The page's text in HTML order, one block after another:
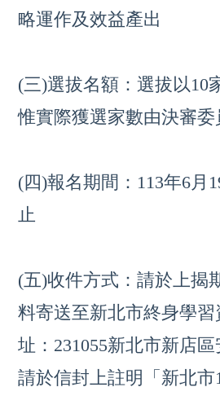
略運作及效益產出
(三)選拔名額：選拔以10
惟實際獲選家數由決審委
(四)報名期間：113年6月
止
(五)收件方式：請於上揭
料寄送至新北市終身學
址：231055新北市新店區
請於信封上註明「新北市